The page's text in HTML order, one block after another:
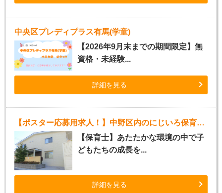
中央区プレディプラス有馬(学童)
【2026年9月末までの期間限定】無
資格・未経験...
詳細を見る
【ポスター応募用求人！】中野区内のにじいろ保育園（正社員）
【保育士】あたたかな環境の中で子
どもたちの成長を...
詳細を見る